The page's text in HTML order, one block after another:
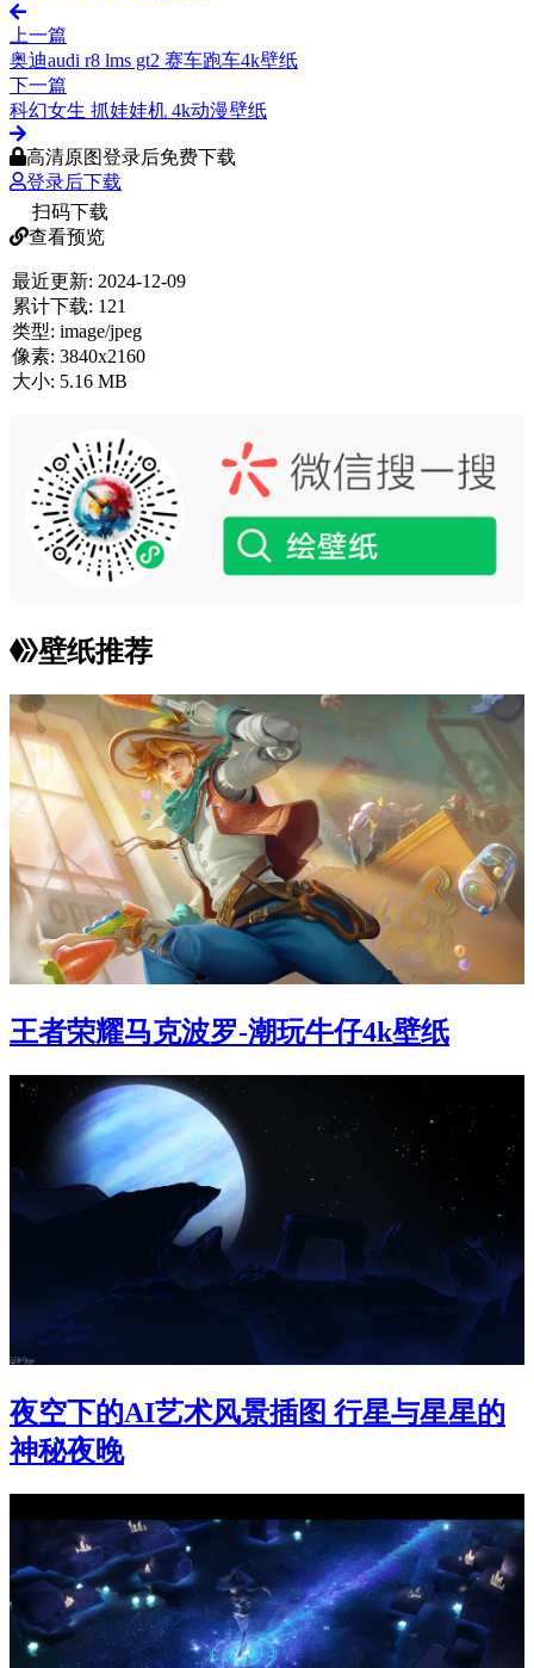
上一篇
奥迪audi r8 lms gt2 赛车跑车4k壁纸
下一篇
科幻女生 抓娃娃机 4k动漫壁纸
高清原图登录后免费下载
登录后下载
扫码下载
查看预览
最近更新: 2024-12-09
累计下载: 121
类型: image/jpeg
像素: 3840x2160
大小: 5.16 MB
壁纸推荐
王者荣耀马克波罗-潮玩牛仔4k壁纸
夜空下的AI艺术风景插图 行星与星星的
神秘夜晚